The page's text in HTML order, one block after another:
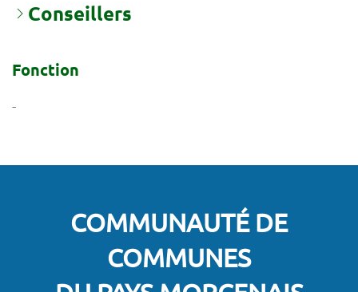
Conseillers
Fonction
-
COMMUNAUTÉ DE
COMMUNES